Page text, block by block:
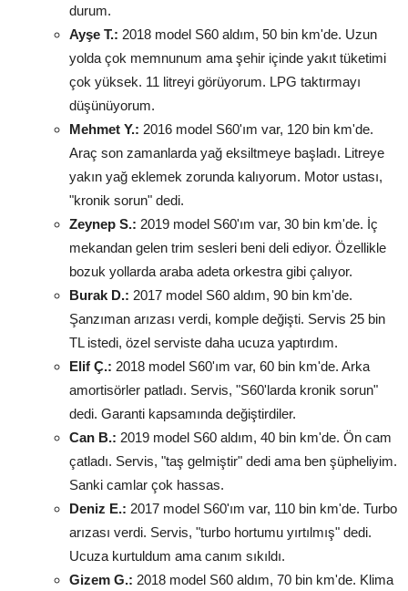
durum.
Ayşe T.: 2018 model S60 aldım, 50 bin km'de. Uzun
yolda çok memnunum ama şehir içinde yakıt tüketimi
çok yüksek. 11 litreyi görüyorum. LPG taktırmayı
düşünüyorum.
Mehmet Y.: 2016 model S60'ım var, 120 bin km'de.
Araç son zamanlarda yağ eksiltmeye başladı. Litreye
yakın yağ eklemek zorunda kalıyorum. Motor ustası,
"kronik sorun" dedi.
Zeynep S.: 2019 model S60'ım var, 30 bin km'de. İç
mekandan gelen trim sesleri beni deli ediyor. Özellikle
bozuk yollarda araba adeta orkestra gibi çalıyor.
Burak D.: 2017 model S60 aldım, 90 bin km'de.
Şanzıman arızası verdi, komple değişti. Servis 25 bin
TL istedi, özel serviste daha ucuza yaptırdım.
Elif Ç.: 2018 model S60'ım var, 60 bin km'de. Arka
amortisörler patladı. Servis, "S60'larda kronik sorun"
dedi. Garanti kapsamında değiştirdiler.
Can B.: 2019 model S60 aldım, 40 bin km'de. Ön cam
çatladı. Servis, "taş gelmiştir" dedi ama ben şüpheliyim.
Sanki camlar çok hassas.
Deniz E.: 2017 model S60'ım var, 110 bin km'de. Turbo
arızası verdi. Servis, "turbo hortumu yırtılmış" dedi.
Ucuza kurtuldum ama canım sıkıldı.
Gizem G.: 2018 model S60 aldım, 70 bin km'de. Klima